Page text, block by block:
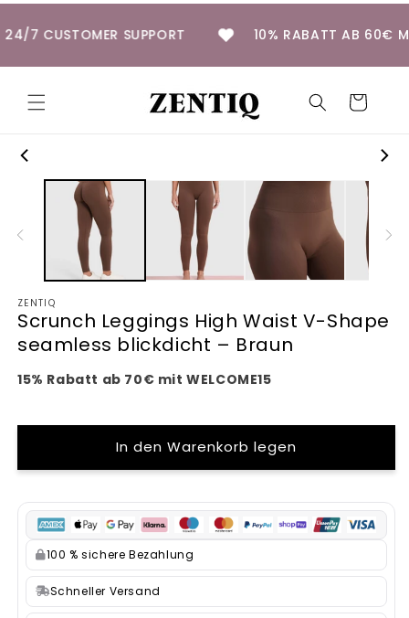
Direkt
Inhalt
24/7 CUSTOMER SUPPORT 10% RABATT AB
Warenkorb
ZENTIQ
Scrunch Leggings High Waist V-Shape
seamless blickdicht – Braun
15% Rabatt ab 70€ mit WELCOME15
In den Warenkorb legen
100 % sichere Bezahlung
Schneller Versand